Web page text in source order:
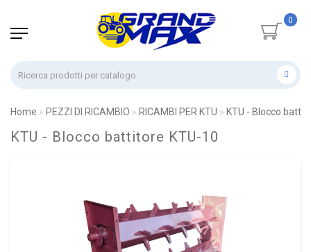
0
Home PEZZI DI RICAMBIO RICAMBI PER KTU KTU - Blocco
KTU - Blocco battitore KTU-10